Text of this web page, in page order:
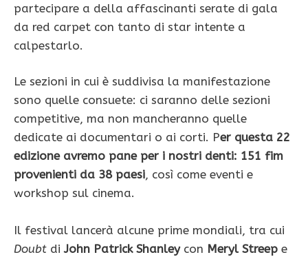
partecipare a della affascinanti serate di gala
da red carpet con tanto di star intente a
calpestarlo.
Le sezioni in cui è suddivisa la manifestazione
sono quelle consuete: ci saranno delle sezioni
competitive, ma non mancheranno quelle
dedicate ai documentari o ai corti. Per questa 22
edizione avremo pane per i nostri denti: 151 fim
provenienti da 38 paesi, così come eventi e
workshop sul cinema.
Il festival lancerà alcune prime mondiali, tra cui
Doubt diJohn Patrick Shanleycon Meryl Streep e